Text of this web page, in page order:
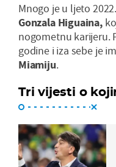
Mnogo je u ljeto
Gonzala Higuaina,
nogometnu karijeru.
godine i iza sebe je
Miamiju.
Tri vijesti o